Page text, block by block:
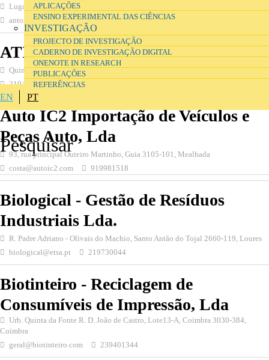
APLICAÇÕES
ENSINO EXPERIMENTAL DAS CIÊNCIAS
INVESTIGAÇÃO
PROJECTO DE INVESTIGAÇÃO
CADERNO DE INVESTIGAÇÃO DIGITAL
ONENOTE IN RESEARCH
PUBLICAÇÕES
REFERÊNCIAS
EN PT
Lugar da Água Levada, Rebordões Souto 4990-771, Ponte de Lima
antonioresipecas@sapo.pt
938744458
ATIRCAR, Lda
Quinta do Carmo 2 BB, Sacavém 2685-129, Palmela
atircar@gmail.com
219410912
Auto IC2 Importação de Veículos e
Peças Auto, Lda
93, rua principal Outeiro Martinho, Guia 3105-101, Mealhada
costa@autoic2.com
919981518
Biological - Gestão de Resíduos
Industriais Lda.
R. Padre Adriano - Olivais do Machio, Santo Antão do Tojal 2660-119, Loures
biological@etsa.pt
219730044
Biotinteiro - Reciclagem de
Consumíveis de Impressão, Lda
Urb. Quinta da Fonte R. D. João de Castro, Lote13-A, Coimbra 3030-384,
Coimbra
geral@biotinteiro.com
239401344